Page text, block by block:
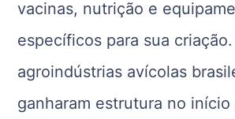
vacinas, nutrição e
específicos para sua
agroindústrias avícolas
ganharam estrutura no início